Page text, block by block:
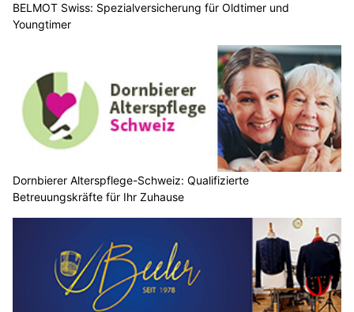
BELMOT Swiss: Spezialversicherung für Oldtimer und
Youngtimer
Dornbierer Alterspflege-Schweiz: Qualifizierte
Betreuungskräfte für Ihr Zuhause